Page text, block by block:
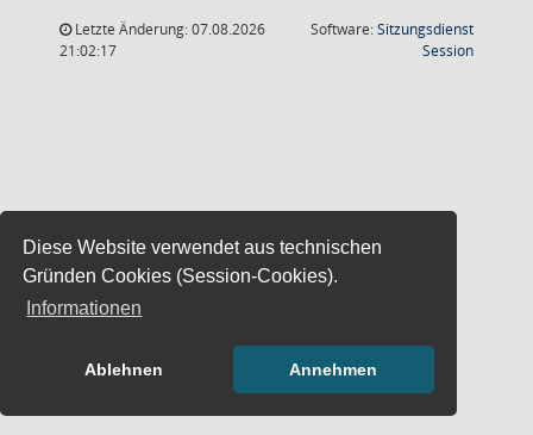
Diese Website verwendet aus technischen
Gründen Cookies (Session-Cookies).
Informationen
Ablehnen Annehmen
Letzte Änderung: 07.08.2026
21:02:17
Software:Sitzungsdienst
Session(Wird in